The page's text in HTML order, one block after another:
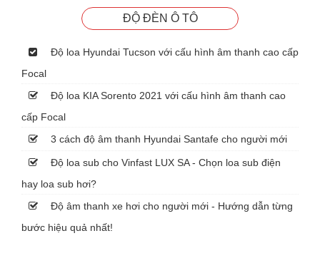
ĐỘ ĐÈN Ô TÔ
Độ loa Hyundai Tucson với cấu hình âm thanh cao cấp
Focal
Độ loa KIA Sorento 2021 với cấu hình âm thanh cao
cấp Focal
3 cách độ âm thanh Hyundai Santafe cho người mới
Độ loa sub cho Vinfast LUX SA - Chọn loa sub điện
hay loa sub hơi?
Độ âm thanh xe hơi cho người mới - Hướng dẫn từng
bước hiệu quả nhất!